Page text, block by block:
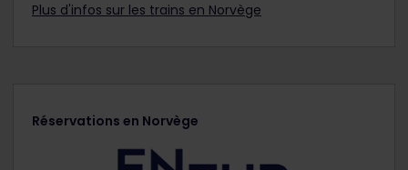
Plus d'infos sur les trains en Norvège
Réservations en Norvège